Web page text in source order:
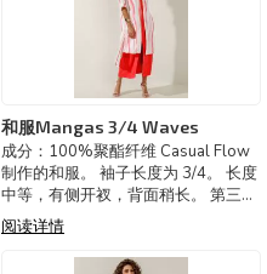
和服Mangas 3/4 Waves
成分：100%聚酯纤维 Casual Flow
制作的和服。 袖子长度为 3/4。 长度
中等，有侧开衩，背面稍长。 第三件
作品在这个系列的和服造型中脱颖而
出。 巴西制造。 可选颜色 ： Ecru，
阅读详情